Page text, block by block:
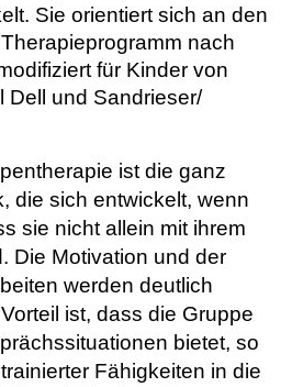
Sie orientiert sich an den
nach
für Kinder von
Dell und Sandrieser/
ist die ganz
die sich entwickelt, wenn
sie nicht allein mit ihrem
Die Motivation und der
werden deutlich
ist, dass die Gruppe
bietet, so
Fähigkeiten in die